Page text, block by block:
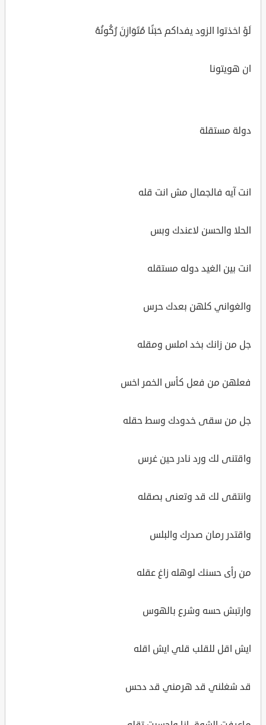
لَوْ اخذتوا الزود يفداكم حَبَنًا مُتَوَازِنَ رُكُونُهُ
ان هويتونا
دولة مستقلة
انت آيه فالجمال مش انت قله
الحلا والحسن لاعندك وبس
انت بين الغيد دوله مستقله
والغواني كلهن بعدك حرس
جل من زانك بخد املس ومقله
فعلهن من فعل كأس الخمر اخس
جل من سقى خدودك وسط حقله
واقتنى لك ورد نادر حين غرس
وانتقى لك قد وتعنى بصقله
واقتدر رمان صدرك والبلس
من رأى حسنك لوهله زاغ عقله
وارتبش حسه وشرع بالهوس
ايش اقل للقلب قلي ايش اقله
قد شغلني قد هرمني قد دحس